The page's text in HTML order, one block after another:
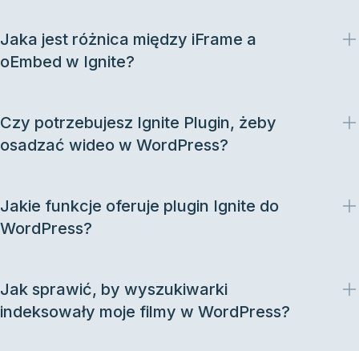
Jaka jest różnica między iFrame a
oEmbed w Ignite?
Czy potrzebujesz Ignite Plugin, żeby
osadzać wideo w WordPress?
Jakie funkcje oferuje plugin Ignite do
WordPress?
Jak sprawić, by wyszukiwarki
indeksowały moje filmy w WordPress?